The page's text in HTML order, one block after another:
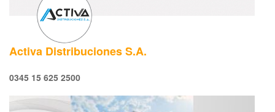
Activa Distribuciones S.A.
0345 15 625 2500